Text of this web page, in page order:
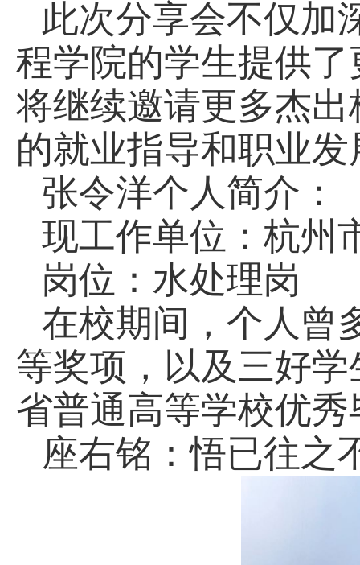
此次分享会不仅加
程学院的学生提供
将继续邀请更多杰
的就业指导和职业
张令洋个人简介：
现工作单位：杭州
岗位：水处理岗
在校期间，个人曾
等奖项，以及三好
省普通高等学校优
座右铭：悟已往之